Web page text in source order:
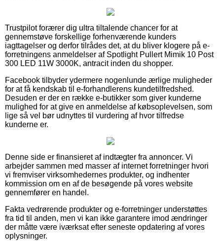
Trustpilot forærer dig ultra tiltalende chancer for at
gennemstøve forskellige forhenværende kunders
iagttagelser og derfor tilrådes det, at du bliver klogere på e-
forretningens anmeldelser af Spotlight Pullert Mimik 10 Post
300 LED 11W 3000K, antracit inden du shopper.
Facebook tilbyder ydermere nogenlunde ærlige muligheder
for at få kendskab til e-forhandlerens kundetilfredshed.
Desuden er der en række e-butikker som giver kunderne
mulighed for at give en anmeldelse af købsoplevelsen, som
lige så vel bør udnyttes til vurdering af hvor tilfredse
kunderne er.
Denne side er finansieret af indtægter fra annoncer. Vi
arbejder sammen med masser af internet forretninger hvori
vi fremviser virksomhedernes produkter, og indhenter
kommission om en af de besøgende på vores website
gennemfører en handel.
Fakta vedrørende produkter og e-forretninger understøttes
fra tid til anden, men vi kan ikke garantere imod ændringer
der måtte være iværksat efter seneste opdatering af vores
oplysninger.